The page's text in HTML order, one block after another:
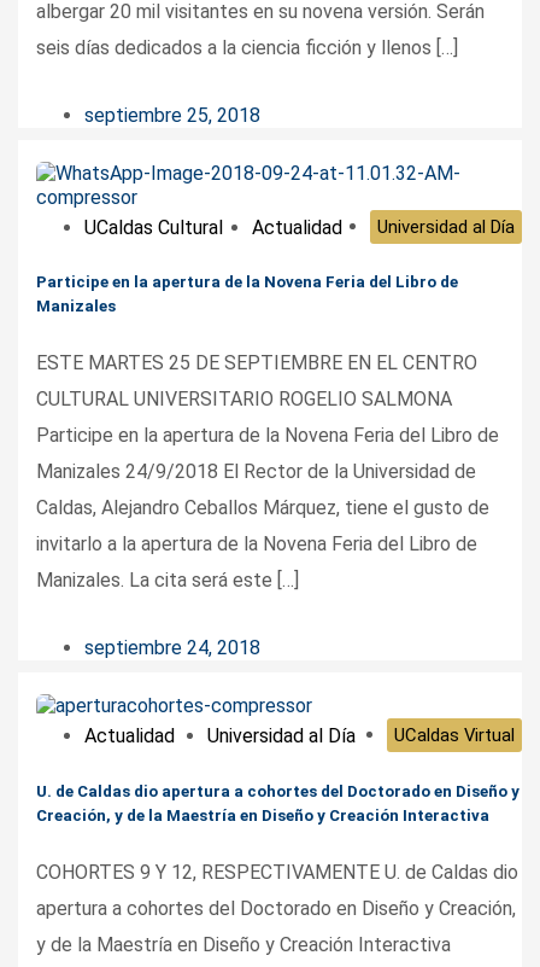
albergar 20 mil visitantes en su novena versión. Serán
seis días dedicados a la ciencia ficción y llenos […]
septiembre 25, 2018
UCaldas Cultural Actualidad Universidad al Día
Participe en la apertura de la Novena Feria del Libro de
Manizales
ESTE MARTES 25 DE SEPTIEMBRE EN EL CENTRO
CULTURAL UNIVERSITARIO ROGELIO SALMONA
Participe en la apertura de la Novena Feria del Libro de
Manizales 24/9/2018 El Rector de la Universidad de
Caldas, Alejandro Ceballos Márquez, tiene el gusto de
invitarlo a la apertura de la Novena Feria del Libro de
Manizales. La cita será este […]
septiembre 24, 2018
Actualidad Universidad al Día UCaldas Virtual
U. de Caldas dio apertura a cohortes del Doctorado en Diseño y
Creación, y de la Maestría en Diseño y Creación Interactiva
COHORTES 9 Y 12, RESPECTIVAMENTE U. de Caldas dio
apertura a cohortes del Doctorado en Diseño y Creación,
y de la Maestría en Diseño y Creación Interactiva